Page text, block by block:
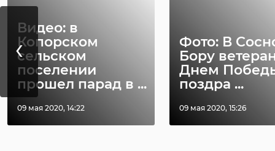
Видео: в
Копорском
сельском
поселении
прошел парад в ...
09 мая 2020, 14:22
Фото: В
Бору
Днем
поздра ...
09 мая 2020, 15:26
‹
В понедельник, 9
В честь
47channel
Петербурге.